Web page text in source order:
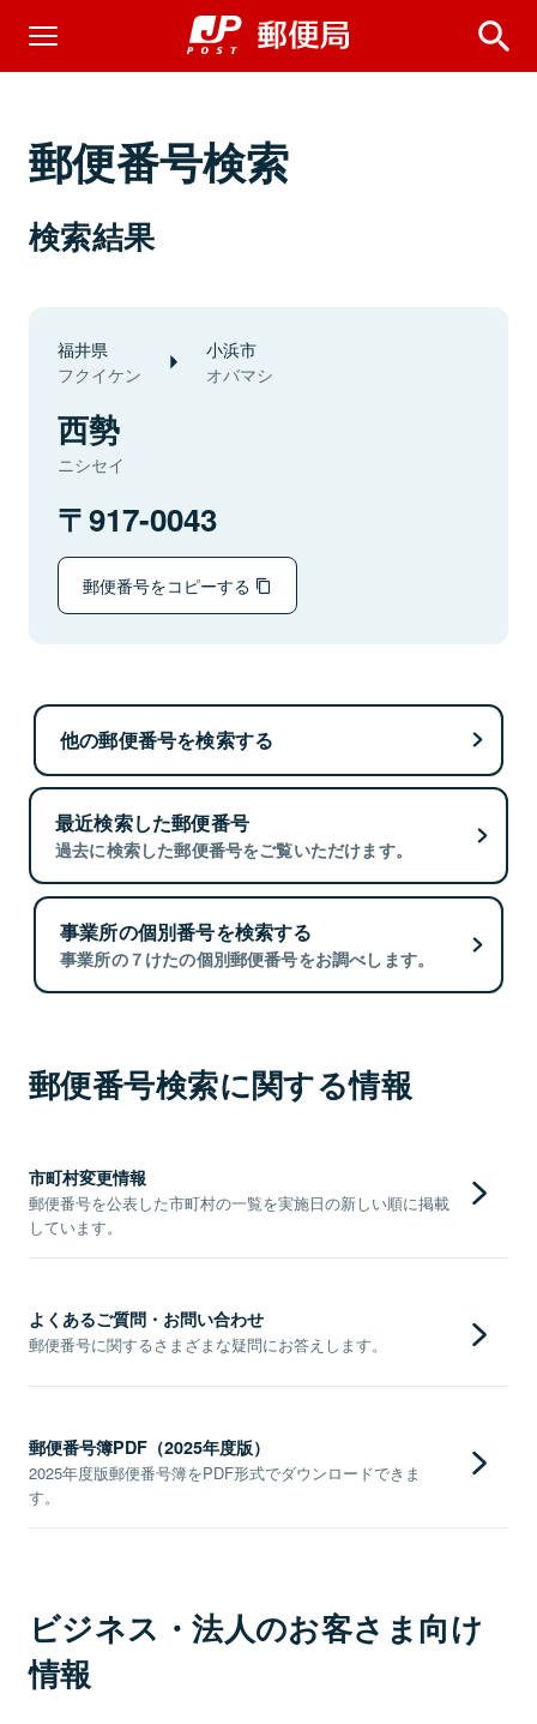
郵便番号検索
検索結果
福井県
フクイケン
小浜市
オバマシ
西勢
ニシセイ
917-0043
郵便番号をコピーする
他の郵便番号を検索する
最近検索した郵便番号
過去に検索した郵便番号をご覧いただけます。
事業所の個別番号を検索する
事業所の７けたの個別郵便番号をお調べします。
郵便番号検索に関する情報
市町村変更情報
郵便番号を公表した市町村の一覧を実施日の新しい順に掲載
しています。
よくあるご質問・お問い合わせ
郵便番号に関するさまざまな疑問にお答えします。
郵便番号簿PDF（2025年度版）
2025年度版郵便番号簿をPDF形式でダウンロードできま
す。
ビジネス・法人のお客さま向け
情報